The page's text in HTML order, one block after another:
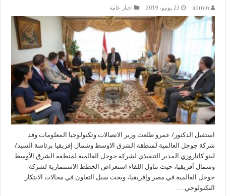
admin 23 يونيو، 2019 اخبار عامة
استقبل الدكتور/ عمرو طلعت وزير الاتصالات وتكنولوجيا المعلومات وفد
شركة جوجل العالمية لمنطقة الشرق الاوسط وشمال إفريقيا برئاسة السيد/
لينو كاتاروزي المدير التنفيذي لشركة جوجل العالمية لمنطقة الشرق الأوسط
وشمال أفريقيا، حيث تناول اللقاء استعراض الخطط الاستثمارية لشركة
جوجل العالمية في مصر وإفريقيا، وبحث سبل التعاون في مجالات الابتكار
التكنولوجي …